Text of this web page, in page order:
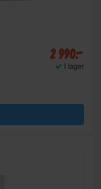
2 990:-
I lager